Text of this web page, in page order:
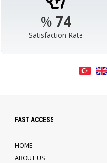
% 98
Satisfaction Rate
FAST ACCESS
HOME
ABOUT US